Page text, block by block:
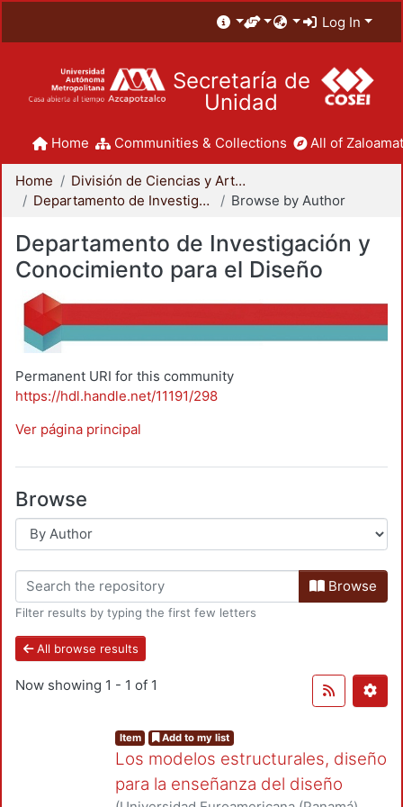
Log In
Secretaría de
Unidad
Home Communities & Collections All of
Home
División de Ciencias y Artes para el Diseño
Departamento de Investigación y Conocimiento para el Diseño
Browse by Author
Departamento de Investigación y
Conocimiento para el Diseño
Permanent URI for this community
https://hdl.handle.net/11191/298
Ver página principal
Browse
Browse
Filter results by typing the first few letters
All browse results
Now showing 1 - 1 of 1
Item Add to my list
Los modelos estructurales, diseño
para la enseñanza del diseño